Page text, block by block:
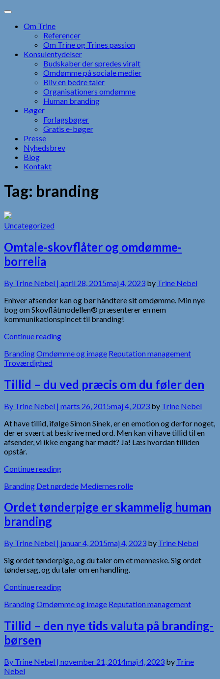
Skip
contentOm Trine
Referencer
Om Trine og Trines passion
Konsulentydelser
Budskaber der spredes viralt
Omdømme på sociale medier
Bliv en bedre taler
Organisationers omdømme
Human branding
Bøger
Forlagsbøger
Gratis e-bøger
Presse
Nyhedsbrev
Blog
Kontakt
Tag: branding
Uncategorized
Omtale-skovflåter og omdømme-
borrelia
By Trine Nebel | april 28, 2015maj 4, 2023 by Trine Nebel
Enhver afsender kan og bør håndtere sit omdømme. Min nye
bog om Skovflåtmodellen® præsenterer en nem
kommunikationspincet til branding!
Continue reading
BrandingOmdømme og image Reputation management
Troværdighed
Tillid – du ved præcis om du føler den
By Trine Nebel | marts 26, 2015maj 4, 2023 by Trine Nebel
At have tillid, ifølge Simon Sinek, er en emotion og derfor noget,
der er svært at beskrive med ord. Men kan vi have tillid til en
afsender, vi ikke engang har mødt? Ja! Læs hvordan tilliden
opstår.
Continue reading
Branding Det nørdede Mediernes rolle
Ordet tønderpige er skammelig human
branding
By Trine Nebel | januar 4, 2015maj 4, 2023 by Trine Nebel
Sig ordet tønderpige, og du taler om et menneske. Sig ordet
tøndersag, og du taler om en handling.
Continue reading
BrandingOmdømme og image Reputation management
Tillid – den nye tids valuta på branding-
børsen
By Trine Nebel | november 21, 2014maj 4, 2023 by Trine
Nebel